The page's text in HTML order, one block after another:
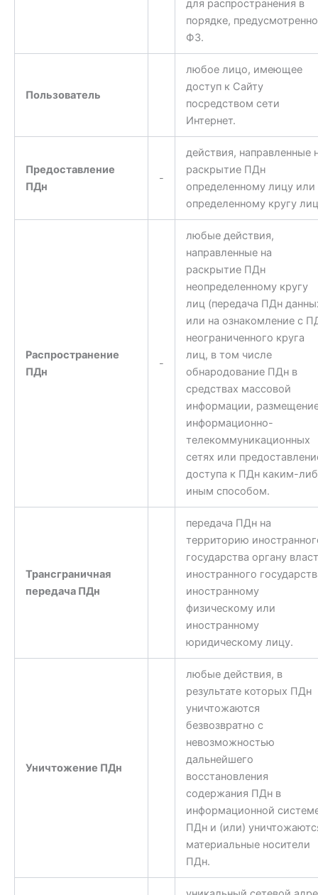
для распространения в
порядке,
ФЗ.
Пользователь
любое лицо, имеющее
доступ к Сайту
посредством сети
Интернет.
Предоставление
ПДн
-
действия, направленные
раскрытие ПДн
определенному лицу или
определенному кругу
Распространение
ПДн
-
любые действия,
направленные на
раскрытие ПДн
неопределенному кругу
лиц (передача ПДн
или на ознакомление с
неограниченного круга
лиц, в том числе
обнародование ПДн в
средствах массовой
информации,
информационно-
телекоммуникационных
сетях или
доступа к ПДн каким-
иным способом.
Трансграничная
передача ПДн
передача ПДн на
территорию
государства органу
иностранного
иностранному
физическому или
иностранному
юридическому лицу.
Уничтожение ПДн
любые действия, в
результате которых ПДн
уничтожаются
безвозвратно с
невозможностью
дальнейшего
восстановления
содержания ПДн в
информационной
ПДн и (или)
материальные носители
ПДн.